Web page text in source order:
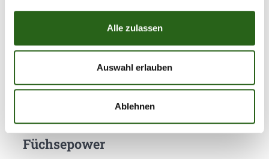
Alle zulassen
Auswahl erlauben
Ablehnen
am Ende mit einem ...
Information | pst
Jubiläumsfest: 20 Jahre Fanclub
Füchsepower